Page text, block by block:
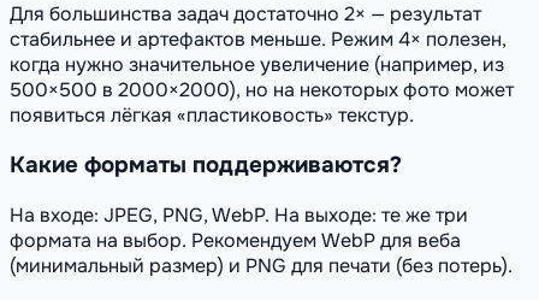
Для большинства задач достаточно 2× — результат
стабильнее и артефактов меньше. Режим 4× полезен,
когда нужно значительное увеличение (например, из
500×500 в 2000×2000), но на некоторых фото может
появиться лёгкая «пластиковость» текстур.
Какие форматы поддерживаются?
На входе: JPEG, PNG, WebP. На выходе: те же три
формата на выбор. Рекомендуем WebP для веба
(минимальный размер) и PNG для печати (без потерь).